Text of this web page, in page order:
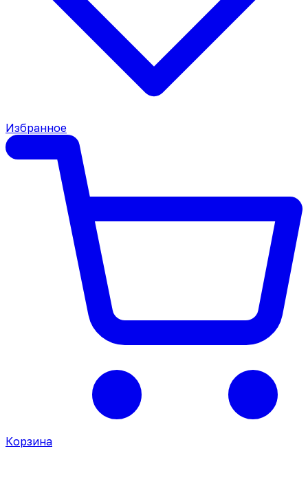
Избранное
Корзина